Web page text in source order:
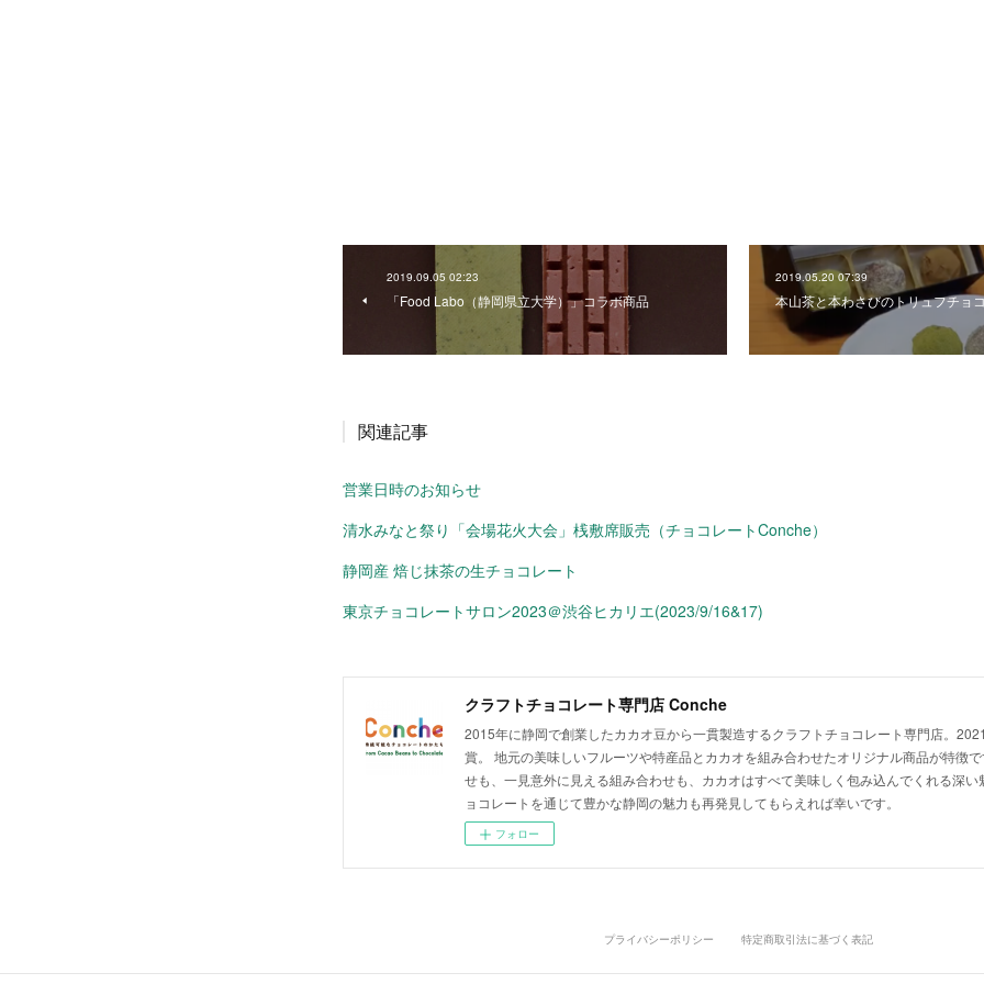
2019.09.05 02:23
「Food Labo（静岡県立大学）」コラボ商品
2019.05.20 07:39
本山茶と本わさびのトリュフチョ
関連記事
営業日時のお知らせ
清水みなと祭り「会場花火大会」桟敷席販売（チョコレートConche）
静岡産 焙じ抹茶の生チョコレート
東京チョコレートサロン2023＠渋谷ヒカリエ(2023/9/16&17)
クラフトチョコレート専門店 Conche
2015年に静岡で創業したカカオ豆から一貫製造するクラフトチョコレート専門店。
賞。 地元の美味しいフルーツや特産品とカカオを組み合わせたオリジナル商品が特徴
せも、一見意外に見える組み合わせも、カカオはすべて美味しく包み込んでくれる深い
ョコレートを通じて豊かな静岡の魅力も再発見してもらえれば幸いです。
フォロー
プライバシーポリシー 特定商取引法に基づく表記